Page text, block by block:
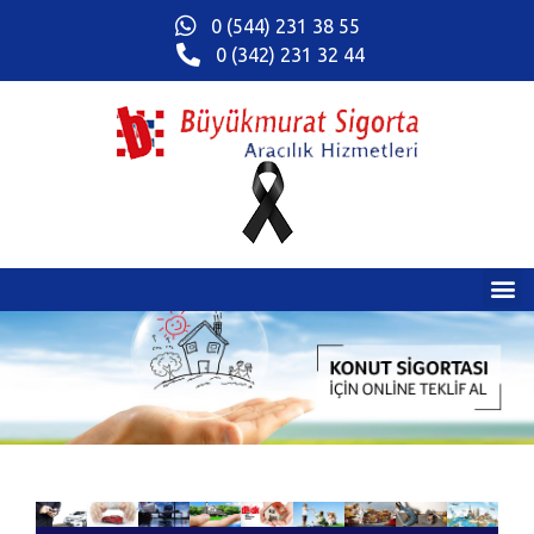
0 (544) 231 38 55
0 (342) 231 32 44